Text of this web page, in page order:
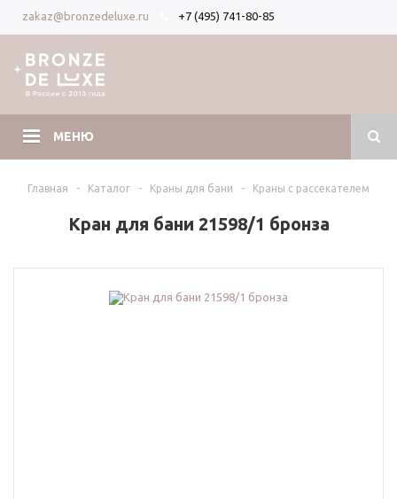
zakaz@bronzedeluxe.ru +7 (495) 741-80-85
МЕНЮ
Главная - Каталог - Краны для бани - Краны с рассекателем
Кран для бани 21598/1 бронза